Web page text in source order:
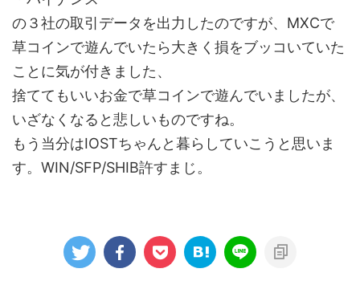
の３社の取引データを出力したのですが、MXCで
草コインで遊んでいたら大きく損をブッコいていた
ことに気が付きました、
捨ててもいいお金で草コインで遊んでいましたが、
いざなくなると悲しいものですね。
もう当分はIOSTちゃんと暮らしていこうと思いま
す。 WIN/SFP/SHIB許すまじ。